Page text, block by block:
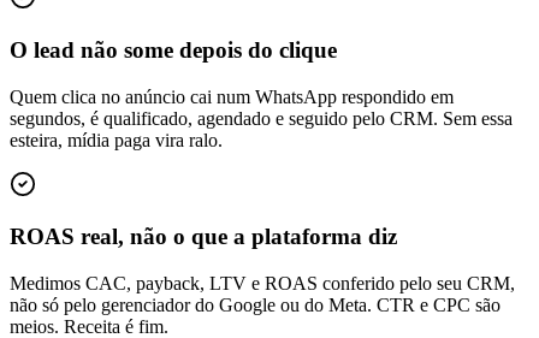
O lead não some depois do clique
Quem clica no anúncio cai num WhatsApp respondido em
segundos, é qualificado, agendado e seguido pelo CRM. Sem essa
esteira, mídia paga vira ralo.
ROAS real, não o que a plataforma diz
Medimos CAC, payback, LTV e ROAS conferido pelo seu CRM,
não só pelo gerenciador do Google ou do Meta. CTR e CPC são
meios. Receita é fim.